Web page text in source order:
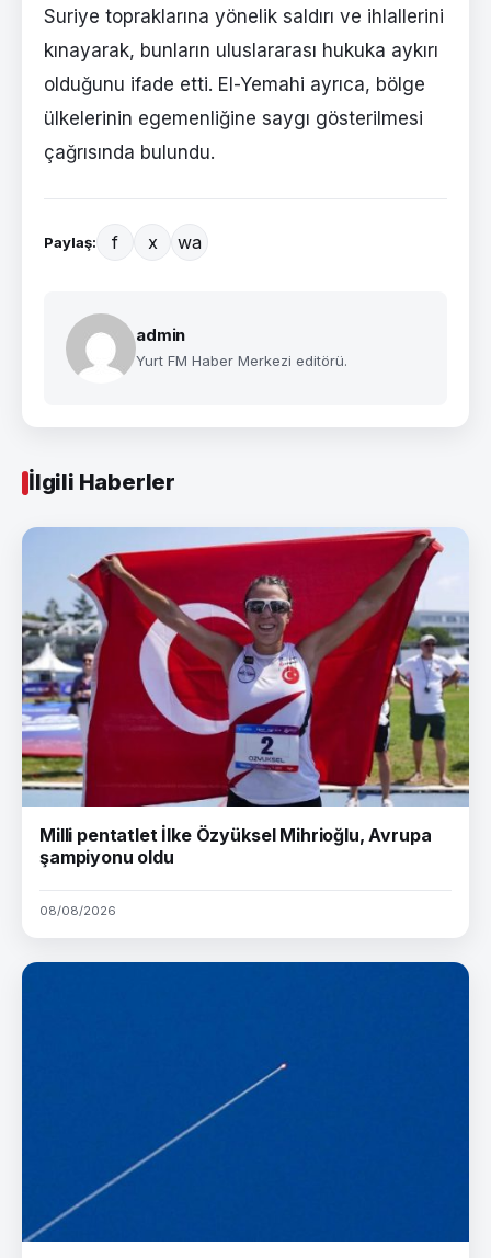
Suriye topraklarına yönelik saldırı ve ihlallerini
kınayarak, bunların uluslararası hukuka aykırı
olduğunu ifade etti. El-Yemahi ayrıca, bölge
ülkelerinin egemenliğine saygı gösterilmesi
çağrısında bulundu.
Paylaş: f x wa
admin
Yurt FM Haber Merkezi editörü.
İlgili Haberler
Milli pentatlet İlke Özyüksel Mihrioğlu, Avrupa
şampiyonu oldu
08/08/2026